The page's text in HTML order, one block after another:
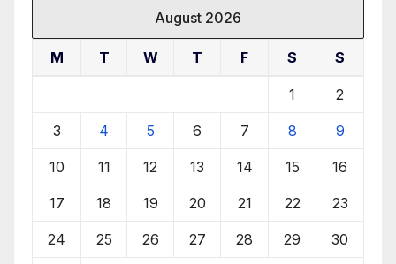
August 2026
M T W T F S S
1 2
3 4 5 6 7 8 9
10 11 12 13 14 15 16
17 18 19 20 21 22 23
24 25 26 27 28 29 30